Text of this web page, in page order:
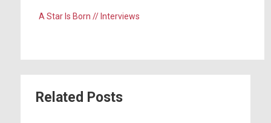
A Star Is Born // Interviews
Related Posts